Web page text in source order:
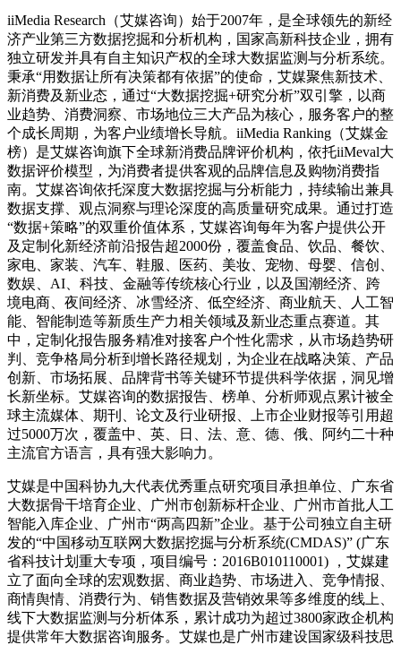
iiMedia Research（艾媒咨询）始于2007年，是全球领先的新经
济产业第三方数据挖掘和分析机构，国家高新科技企业，拥有
独立研发并具有自主知识产权的全球大数据监测与分析系统。
秉承“用数据让所有决策都有依据”的使命，艾媒聚焦新技术、
新消费及新业态，通过“大数据挖掘+研究分析”双引擎，以商
业趋势、消费洞察、市场地位三大产品为核心，服务客户的整
个成长周期，为客户业绩增长导航。iiMedia Ranking（艾媒金
榜）是艾媒咨询旗下全球新消费品牌评价机构，依托iiMeval大
数据评价模型，为消费者提供客观的品牌信息及购物消费指
南。艾媒咨询依托深度大数据挖掘与分析能力，持续输出兼具
数据支撑、观点洞察与理论深度的高质量研究成果。通过打造
“数据+策略”的双重价值体系，艾媒咨询每年为客户提供公开
及定制化新经济前沿报告超2000份，覆盖食品、饮品、餐饮、
家电、家装、汽车、鞋服、医药、美妆、宠物、母婴、信创、
数娱、AI、科技、金融等传统核心行业，以及国潮经济、跨
境电商、夜间经济、冰雪经济、低空经济、商业航天、人工智
能、智能制造等新质生产力相关领域及新业态重点赛道。其
中，定制化报告服务精准对接客户个性化需求，从市场趋势研
判、竞争格局分析到增长路径规划，为企业在战略决策、产品
创新、市场拓展、品牌背书等关键环节提供科学依据，洞见增
长新坐标。艾媒咨询的数据报告、榜单、分析师观点累计被全
球主流媒体、期刊、论文及行业研报、上市企业财报等引用超
过5000万次，覆盖中、英、日、法、意、德、俄、阿约二十种
主流官方语言，具有强大影响力。
艾媒是中国科协九大代表优秀重点研究项目承担单位、广东省
大数据骨干培育企业、广州市创新标杆企业、广州市首批人工
智能入库企业、广州市“两高四新”企业。基于公司独立自主研
发的“中国移动互联网大数据挖掘与分析系统(CMDAS)” (广东
省科技计划重大专项，项目编号：2016B010110001) ，艾媒建
立了面向全球的宏观数据、商业趋势、市场进入、竞争情报、
商情舆情、消费行为、销售数据及营销效果等多维度的线上、
线下大数据监测与分析体系，累计成功为超过3800家政企机构
提供常年大数据咨询服务。艾媒也是广州市建设国家级科技思